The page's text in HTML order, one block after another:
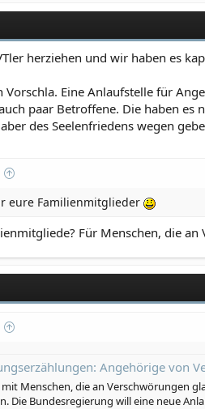
herziehen und wir haben es
Vorschla. Eine Anlaufstelle für
paar Betroffene. Die haben
des Seelenfriedens wegen
eure Familienmitglieder
Für Menschen, die
Angehörige von
Menschen, die an Verschwörungen
Die Bundesregierung will eine neue